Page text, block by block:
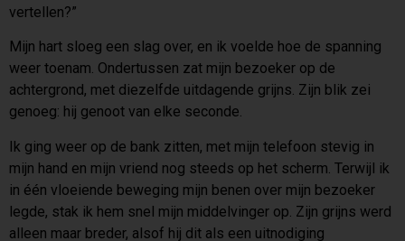
vertellen?”
Mijn hart sloeg een slag over, en ik voelde hoe de spanning
weer toenam. Ondertussen zat mijn bezoeker op de
achtergrond, met diezelfde uitdagende grijns. Zijn blik zei
genoeg: hij genoot van elke seconde.
Ik ging weer op de bank zitten, met mijn telefoon stevig in
mijn hand en mijn vriend nog steeds op het scherm. Terwijl ik
in één vloeiende beweging mijn benen over mijn bezoeker
legde, stak ik hem snel mijn middelvinger op. Zijn grijns werd
alleen maar breder, alsof hij dit als een uitnodiging